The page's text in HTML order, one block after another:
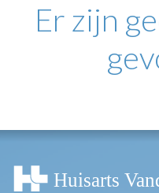
NHG
LHV
OPINIE
MEDISCHE
Er zijn